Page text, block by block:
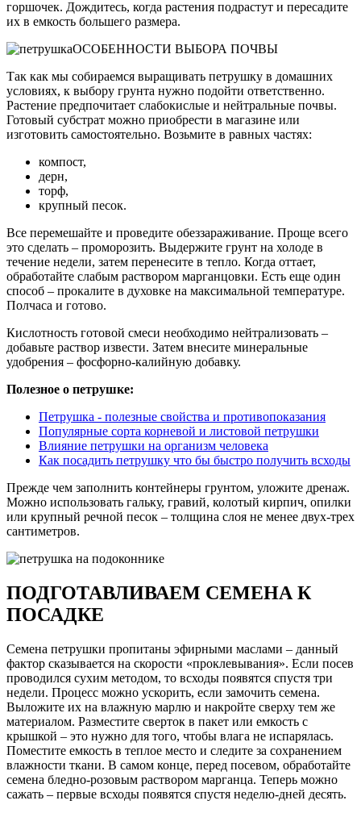
горшочек. Дождитесь, когда растения подрастут и пересадите
их в емкость большего размера.
ОСОБЕННОСТИ ВЫБОРА ПОЧВЫ
Так как мы собираемся выращивать петрушку в домашних
условиях, к выбору грунта нужно подойти ответственно.
Растение предпочитает слабокислые и нейтральные почвы.
Готовый субстрат можно приобрести в магазине или
изготовить самостоятельно. Возьмите в равных частях:
компост,
дерн,
торф,
крупный песок.
Все перемешайте и проведите обеззараживание. Проще всего
это сделать – проморозить. Выдержите грунт на холоде в
течение недели, затем перенесите в тепло. Когда оттает,
обработайте слабым раствором марганцовки. Есть еще один
способ – прокалите в духовке на максимальной температуре.
Полчаса и готово.
Кислотность готовой смеси необходимо нейтрализовать –
добавьте раствор извести. Затем внесите минеральные
удобрения – фосфорно-калийную добавку.
Полезное о петрушке:
Петрушка - полезные свойства и противопоказания
Популярные сорта корневой и листовой петрушки
Влияние петрушки на организм человека
Как посадить петрушку что бы быстро получить всходы
Прежде чем заполнить контейнеры грунтом, уложите дренаж.
Можно использовать гальку, гравий, колотый кирпич, опилки
или крупный речной песок – толщина слоя не менее двух-трех
сантиметров.
ПОДГОТАВЛИВАЕМ СЕМЕНА К
ПОСАДКЕ
Семена петрушки пропитаны эфирными маслами – данный
фактор сказывается на скорости «проклевывания». Если посев
проводился сухим методом, то всходы появятся спустя три
недели. Процесс можно ускорить, если замочить семена.
Выложите их на влажную марлю и накройте сверху тем же
материалом. Разместите сверток в пакет или емкость с
крышкой – это нужно для того, чтобы влага не испарялась.
Поместите емкость в теплое место и следите за сохранением
влажности ткани. В самом конце, перед посевом, обработайте
семена бледно-розовым раствором марганца. Теперь можно
сажать – первые всходы появятся спустя неделю-дней десять.